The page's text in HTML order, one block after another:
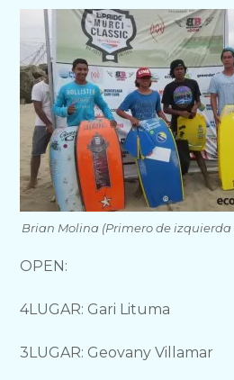
Brian Molina (Primero de izquierda
OPEN:
4LUGAR: Gari Lituma
3LUGAR: Geovany Villamar